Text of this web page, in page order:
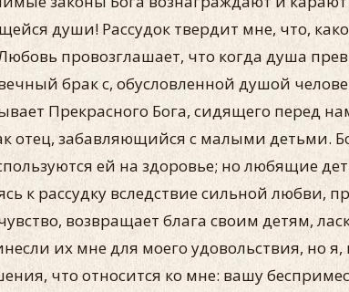
души! Рассудок твердит мне, что,
провозглашает, что когда душа
брак с, обусловленной душой
Прекрасного Бога, сидящего перед
отец, забавляющийся с малыми детьми.
ей на здоровье; но любящие
рассудку вследствие сильной любви,
возвращает блага своим детям,
их мне для моего удовольствия, но я,
что относится ко мне: вашу